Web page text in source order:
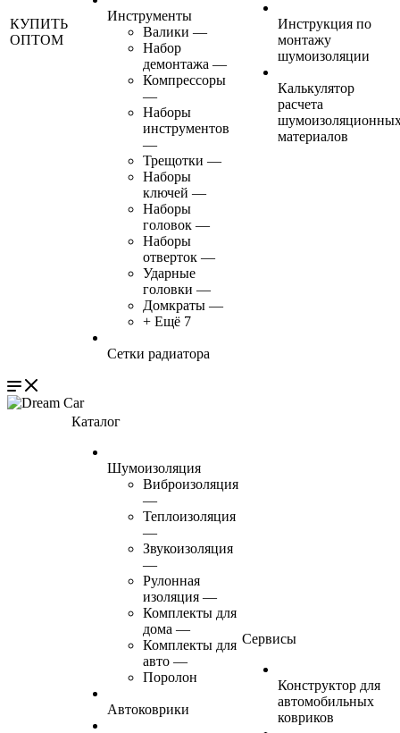
КУПИТЬ
ОПТОМ
Инструменты
Валики —
Набор
демонтажа —
Компрессоры
—
Наборы
инструментов
—
Трещотки —
Наборы
ключей —
Наборы
головок —
Наборы
отверток —
Ударные
головки —
Домкраты —
+ Ещё 7
Сетки радиатора
Инструкция по
монтажу
шумоизоляции
Калькулятор
расчета
материалов
Каталог
Шумоизоляция
Виброизоляция
—
Теплоизоляция
—
Звукоизоляция
—
Рулонная
изоляция —
Комплекты для
дома —
Комплекты для
авто —
Поролон
Автоковрики
Сервисы
Конструктор для
автомобильных
ковриков